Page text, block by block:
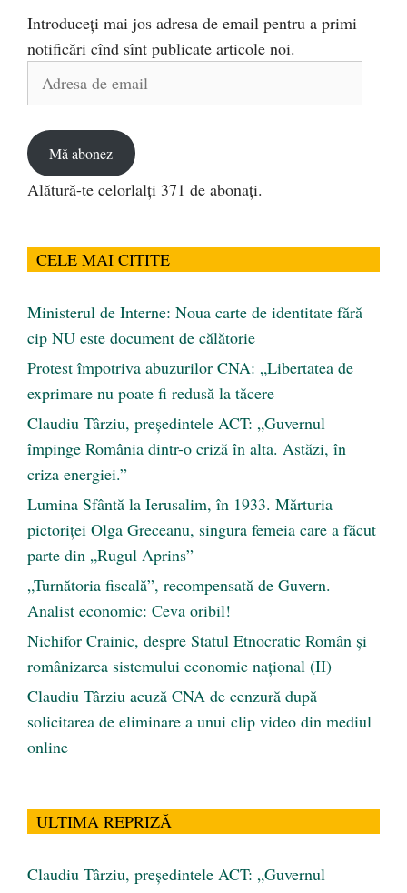
Introduceți mai jos adresa de email pentru a primi
notificări cînd sînt publicate articole noi.
Adresa
Mă abonez
Alătură-te celorlalți 371 de abonați.
CELE MAI CITITE
Ministerul de Interne: Noua carte de identitate fără
cip NU este document de călătorie
Protest împotriva abuzurilor CNA: „Libertatea de
exprimare nu poate fi redusă la tăcere
Claudiu Târziu, președintele ACT: „Guvernul
împinge România dintr-o criză în alta. Astăzi, în
criza energiei.”
Lumina Sfântă la Ierusalim, în 1933. Mărturia
pictoriței Olga Greceanu, singura femeia care a făcut
parte din „Rugul Aprins”
„Turnătoria fiscală”, recompensată de Guvern.
Analist economic: Ceva oribil!
Nichifor Crainic, despre Statul Etnocratic Român şi
românizarea sistemului economic naţional (II)
Claudiu Târziu acuză CNA de cenzură după
solicitarea de eliminare a unui clip video din mediul
online
ULTIMA REPRIZĂ
Claudiu Târziu, președintele ACT: „Guvernul